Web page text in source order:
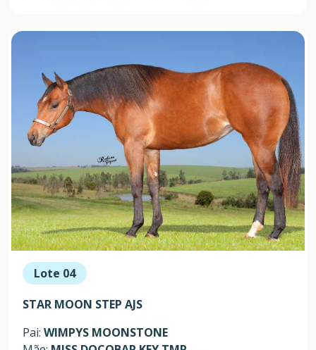
Lote 04
STAR MOON STEP AJS
Pai: WIMPYS MOONSTONE